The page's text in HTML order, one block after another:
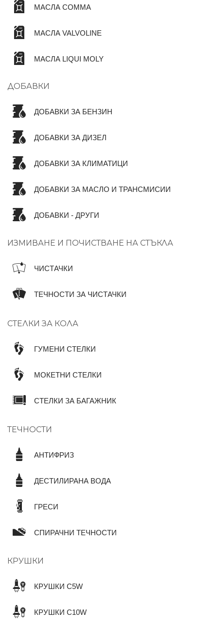
МАСЛА COMMA
МАСЛА VALVOLINE
МАСЛА LIQUI MOLY
ДОБАВКИ
ДОБАВКИ ЗА БЕНЗИН
ДОБАВКИ ЗА ДИЗЕЛ
ДОБАВКИ ЗА КЛИМАТИЦИ
ДОБАВКИ ЗА МАСЛО И ТРАНСМИСИИ
ДОБАВКИ - ДРУГИ
ИЗМИВАНЕ И ПОЧИСТВАНЕ НА СТЪКЛА
ЧИСТАЧКИ
ТЕЧНОСТИ ЗА ЧИСТАЧКИ
СТЕЛКИ ЗА КОЛА
ГУМЕНИ СТЕЛКИ
МОКЕТНИ СТЕЛКИ
СТЕЛКИ ЗА БАГАЖНИК
ТЕЧНОСТИ
АНТИФРИЗ
ДЕСТИЛИРАНА ВОДА
ГРЕСИ
СПИРАЧНИ ТЕЧНОСТИ
КРУШКИ
КРУШКИ C5W
КРУШКИ C10W